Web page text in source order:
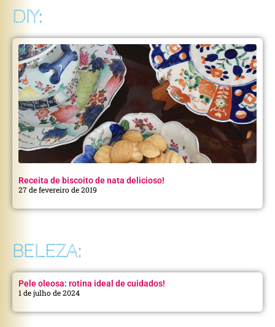
DIY:
Receita de biscoito de nata delicioso!
27 de fevereiro de 2019
BELEZA:
Pele oleosa: rotina ideal de cuidados!
1 de julho de 2024